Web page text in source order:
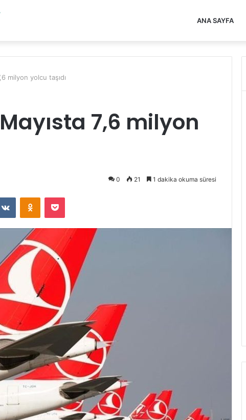
ANA SAYFA
milyon yolcu taşıdı
7,6 milyon
0 21 1 dakika okuma süresi
VKontakteOdnoklassniki
Pocket